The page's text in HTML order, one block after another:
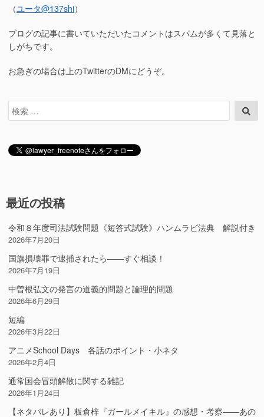
（ユータ@137shi）
ブログの記事に書いていただいたコメントはスパムが多くて見落と
しがちです。
お急ぎの場合は上のTwitterのDMにどうぞ。
検
索
索
最近の投稿
令和８年度司法試験問題《短答式試験》ハンムラビ法典 解説付き
2026年7月20日
国旗損壊罪で逮捕されたら――すぐ相談！
2026年7月19日
中曽根弘文の発言の道義的問題と論理的問題
2026年6月29日
短編
2026年3月22日
アニメSchool Days 各話のポイント・小ネタ
2026年2月4日
通常国会冒頭解散に関する雑記
2026年1月24日
【ネタバレあり】板倉梓『ガールメイキル』の感想・考察――あの